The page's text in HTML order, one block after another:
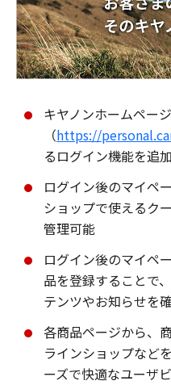
キヤノンホームペー
（https://
るログイン機能を追加
ログイン後のマイペ
ショップで使えるク
管理可能
ログイン後のマイペ
品を登録することで
テンツやお知らせを
各商品ページから、
ラインショップなど
ーズで快適なユーザ